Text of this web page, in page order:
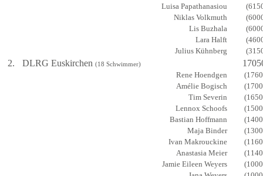
Luisa Papathanasiou
Niklas Volkmuth
Lis Buzhala
Lara Halft
Julius Kühnberg
2. DLRG Euskirchen (18 Schwimmer)
Rene Hoendgen
Amélie Bogisch
Tim Severin
Lennox Schoofs
Bastian Hoffmann
Maja Binder
Ivan Makrouckine
Anastasia Meier
Jamie Eileen Weyers